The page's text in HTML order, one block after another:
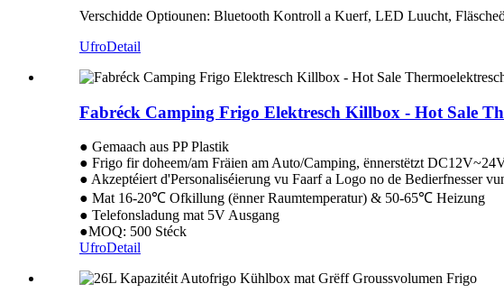
Verschidde Optiounen: Bluetooth Kontroll a Kuerf, LED Luucht,
UfroDetail
Fabréck Camping Frigo Elektresch Killbox - Hot Sale
● Gemaach aus PP Plastik
● Frigo fir doheem/am Fräien am Auto/Camping, ënnerstëtzt
● Akzeptéiert d'Personaliséierung vu Faarf a Logo no de Bedierfnesser
● Mat 16-20℃ Ofkillung (ënner Raumtemperatur) & 50-65℃ Heizung
● Telefonsladung mat 5V Ausgang
●MOQ: 500 Stéck
UfroDetail